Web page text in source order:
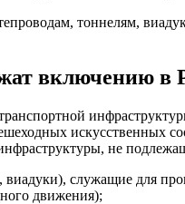
тоннелям,
включению в
искусственных
не
служащие для
движения);